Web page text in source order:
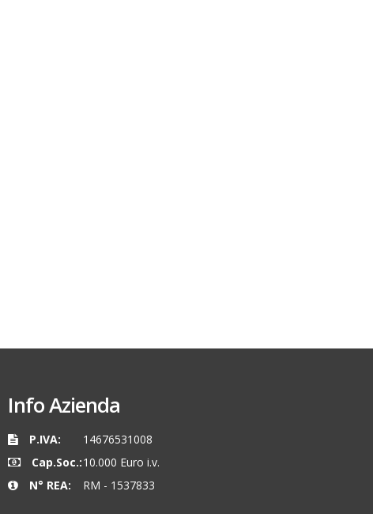
Info Azienda
P.IVA:
14676531008
Cap.Soc.:10.000 Euro i.v.
N° REA:
RM - 1537833